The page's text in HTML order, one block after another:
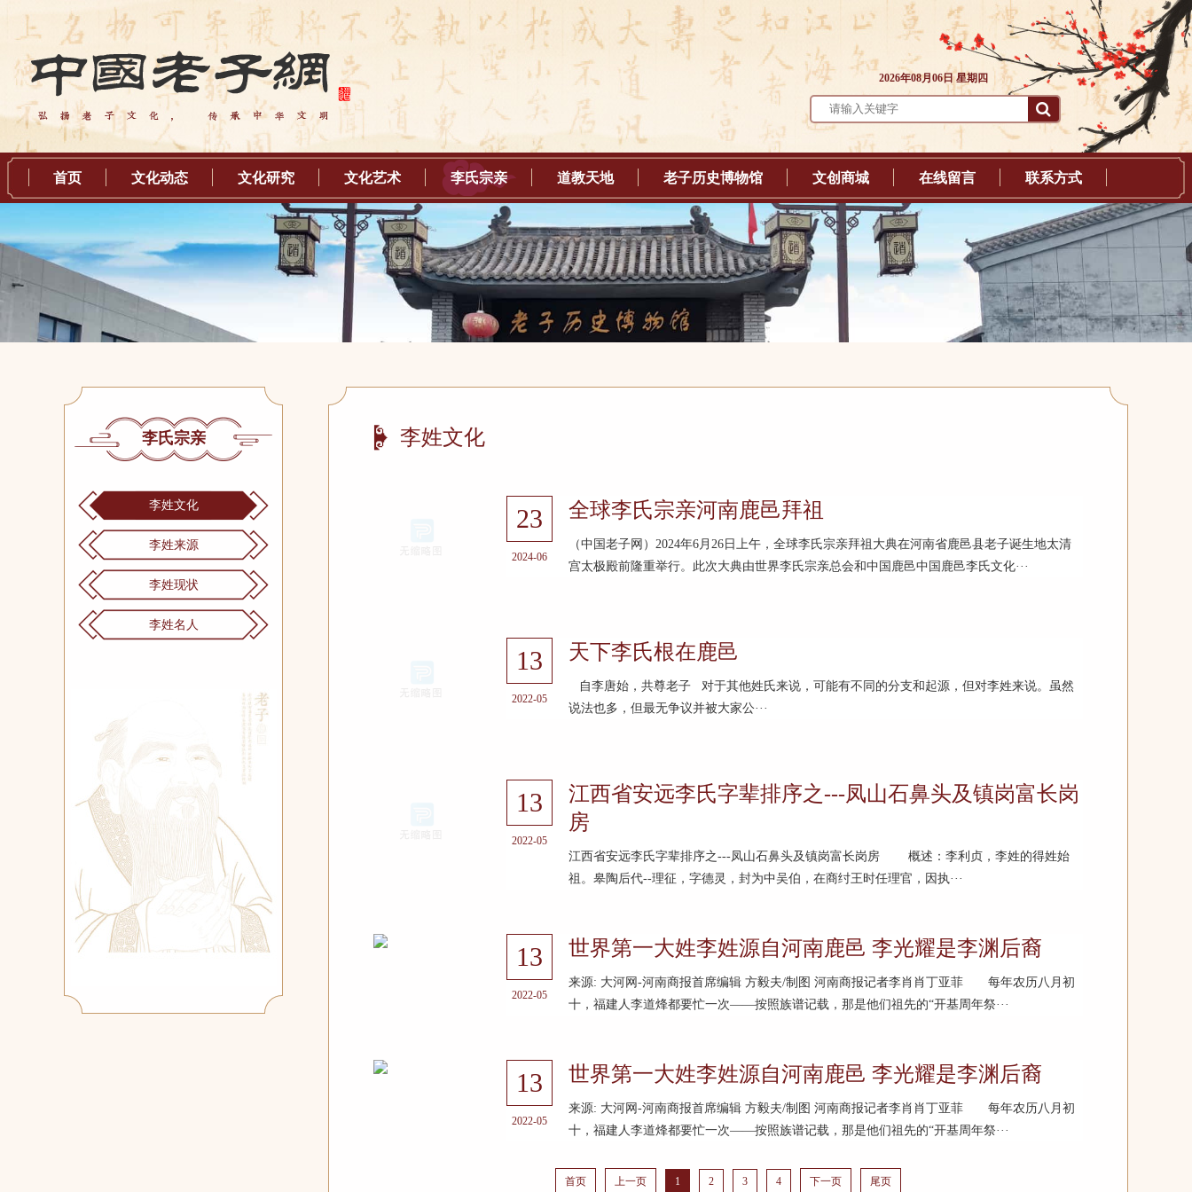
2026年08月06日 星期四
首页 文化动态 文化研究 文化艺术 李氏宗亲 道教天地 老子历史博物馆 文创商城 在线留言 联系方式
李氏宗亲
李姓文化
李姓来源
李姓现状
李姓名人
李姓文化
23
2024-06
全球李氏宗亲河南鹿邑拜祖
（中国老子网）2024年6月26日上午，全球李氏宗亲拜祖大典在河南省鹿邑县老子诞生地太清
宫太极殿前隆重举行。此次大典由世界李氏宗亲总会和中国鹿邑中国鹿邑李氏文化···
13
2022-05
天下李氏根在鹿邑
自李唐始，共尊老子 对于其他姓氏来说，可能有不同的分支和起源，但对李姓来说。虽然
说法也多，但最无争议并被大家公···
13
2022-05
江西省安远李氏字辈排序之---凤山石鼻头及镇岗富长岗
房
江西省安远李氏字辈排序之---凤山石鼻头及镇岗富长岗房 概述：李利贞，李姓的得姓始
祖。皋陶后代--理征，字德灵，封为中吴伯，在商纣王时任理官，因执···
13
2022-05
世界第一大姓李姓源自河南鹿邑 李光耀是李渊后裔
来源: 大河网-河南商报首席编辑 方毅夫/制图 河南商报记者李肖肖丁亚菲 每年农历八月初
十，福建人李道烽都要忙一次——按照族谱记载，那是他们祖先的“开基周年祭···
13
2022-05
世界第一大姓李姓源自河南鹿邑 李光耀是李渊后裔
来源: 大河网-河南商报首席编辑 方毅夫/制图 河南商报记者李肖肖丁亚菲 每年农历八月初
十，福建人李道烽都要忙一次——按照族谱记载，那是他们祖先的“开基周年祭···
首页 上一页 1 2 3 4 下一页 尾页